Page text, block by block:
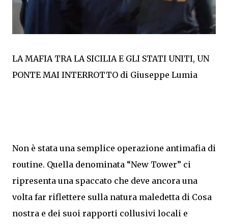
LA MAFIA TRA LA SICILIA E GLI STATI UNITI, UN
PONTE MAI INTERROTTO di Giuseppe Lumia
Non è stata una semplice operazione antimafia di
routine. Quella denominata “New Tower” ci
ripresenta una spaccato che deve ancora una
volta far riflettere sulla natura maledetta di Cosa
nostra e dei suoi rapporti collusivi locali e